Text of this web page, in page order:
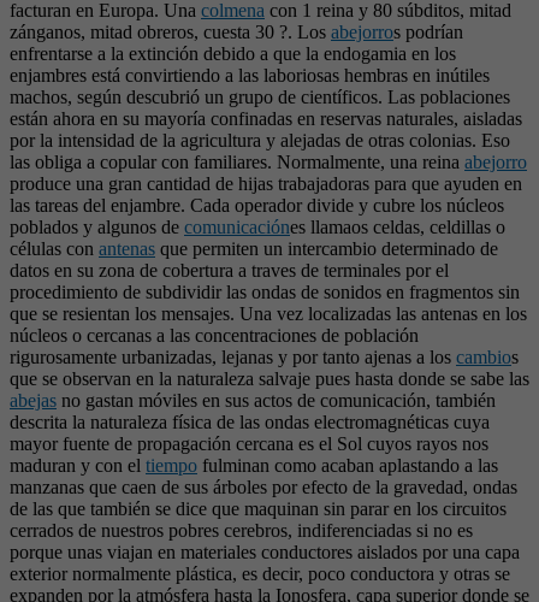
facturan en Europa. Una colmena con 1 reina y 80 súbditos, mitad
zánganos, mitad obreros, cuesta 30 ?. Los abejorros podrían
enfrentarse a la extinción debido a que la endogamia en los
enjambres está convirtiendo a las laboriosas hembras en inútiles
machos, según descubrió un grupo de científicos. Las poblaciones
están ahora en su mayoría confinadas en reservas naturales, aisladas
por la intensidad de la agricultura y alejadas de otras colonias. Eso
las obliga a copular con familiares. Normalmente, una reina abejorro
produce una gran cantidad de hijas trabajadoras para que ayuden en
las tareas del enjambre. Cada operador divide y cubre los núcleos
poblados y algunos de comunicaciónes llamaos celdas, celdillas o
células con antenas que permiten un intercambio determinado de
datos en su zona de cobertura a traves de terminales por el
procedimiento de subdividir las ondas de sonidos en fragmentos sin
que se resientan los mensajes. Una vez localizadas las antenas en los
núcleos o cercanas a las concentraciones de población
rigurosamente urbanizadas, lejanas y por tanto ajenas a los cambios
que se observan en la naturaleza salvaje pues hasta donde se sabe las
abejas no gastan móviles en sus actos de comunicación, también
descrita la naturaleza física de las ondas electromagnéticas cuya
mayor fuente de propagación cercana es el Sol cuyos rayos nos
maduran y con el tiempo fulminan como acaban aplastando a las
manzanas que caen de sus árboles por efecto de la gravedad, ondas
de las que también se dice que maquinan sin parar en los circuitos
cerrados de nuestros pobres cerebros, indiferenciadas si no es
porque unas viajan en materiales conductores aislados por una capa
exterior normalmente plástica, es decir, poco conductora y otras se
expanden por la atmósfera hasta la Ionosfera, capa superior donde se